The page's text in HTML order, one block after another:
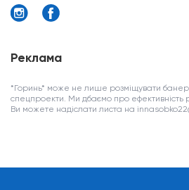
Реклама
*Горинь* може не лише розміщувати
спецпроекти. Ми дбаємо про ефективність
Ви можете надіслати листа на